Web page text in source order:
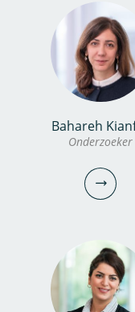
bekijk profiel
dr. Maaike
Onderzoeker
Bahareh
Onderzoeker